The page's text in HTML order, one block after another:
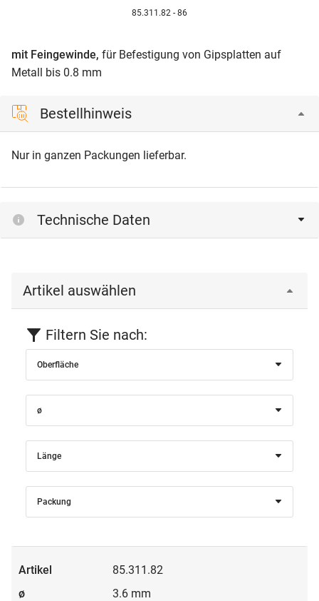
85.311.82 - 86
mit Feingewinde, für Befestigung von Gipsplatten auf
Metall bis 0.8 mm
Bestellhinweis
Nur in ganzen Packungen lieferbar.
Technische Daten
Artikel auswählen
Filtern Sie nach:
Oberfläche
ø
Länge
Packung
85.311.82
3.6 mm